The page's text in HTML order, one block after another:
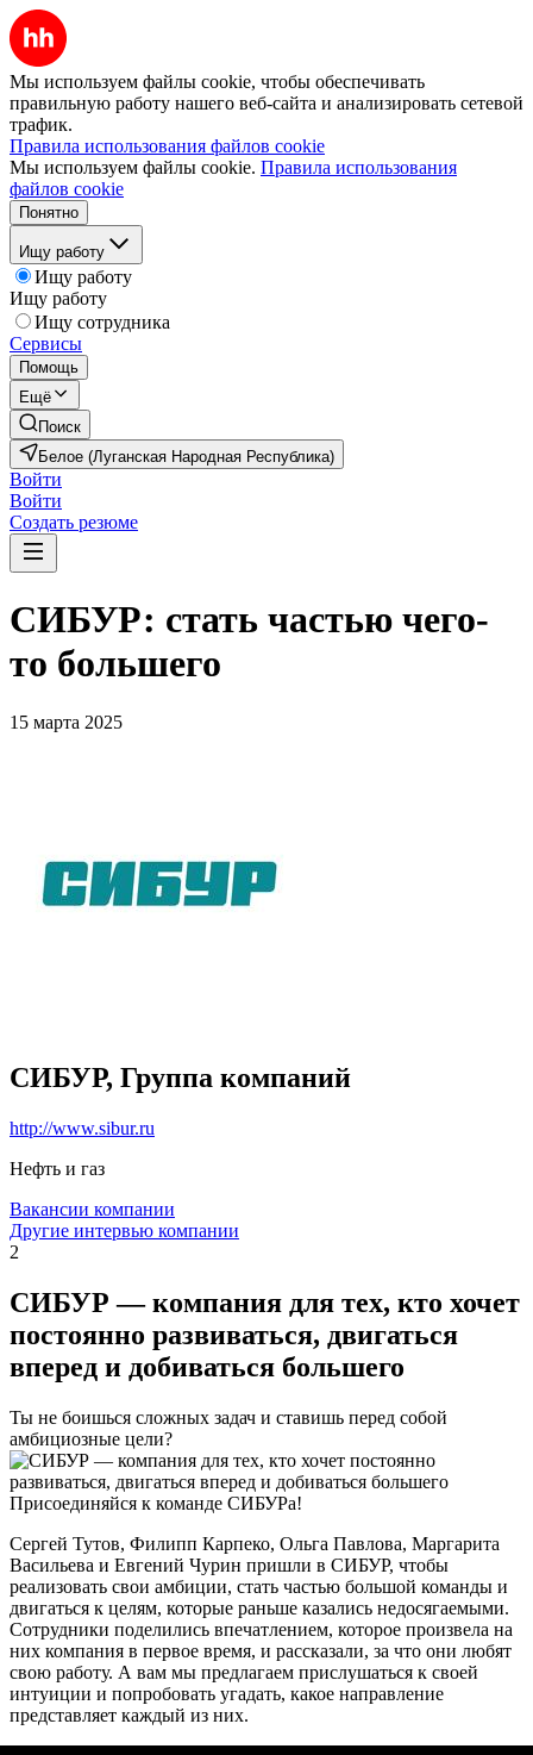
Мы используем файлы cookie, чтобы обеспечивать
правильную работу нашего веб-сайта и анализировать сетевой
трафик.
Правила использования файлов cookie
Мы используем файлы cookie. Правила использования
файлов cookie
Понятно
Ищу работу
Ищу работу
Ищу работу
Ищу сотрудника
Сервисы
Помощь
Ещё
Поиск
Белое (Луганская Народная Республика)
Войти
Войти
Создать резюме
СИБУР: стать частью чего-
то большего
15 марта 2025
СИБУР, Группа компаний
http://www.sibur.ru
Нефть и газ
Вакансии компании
Другие интервью компании
2
СИБУР — компания для тех, кто хочет
постоянно развиваться, двигаться
вперед и добиваться большего
Ты не боишься сложных задач и ставишь перед собой
амбициозные цели?
Присоединяйся к команде СИБУРа!
Сергей Тутов, Филипп Карпеко, Ольга Павлова, Маргарита
Васильева и Евгений Чурин пришли в СИБУР, чтобы
реализовать свои амбиции, стать частью большой команды и
двигаться к целям, которые раньше казались недосягаемыми.
Сотрудники поделились впечатлением, которое произвела на
них компания в первое время, и рассказали, за что они любят
свою работу. А вам мы предлагаем прислушаться к своей
интуиции и попробовать угадать, какое направление
представляет каждый из них.